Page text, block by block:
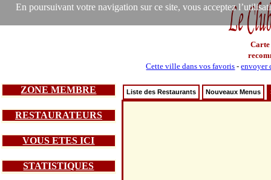
En poursuivant votre navigation sur ce site, vous acceptez
Carte
Cette ville dans vos favoris -envoyer
ZONE MEMBRE
RESTAURATEURS
VOUS ETES ICI
STATISTIQUES
Liste des Restaurants Nouveaux Menus